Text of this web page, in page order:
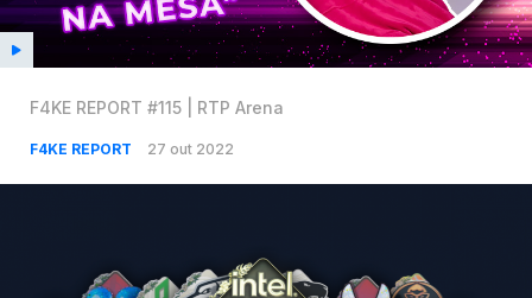
F4KE REPORT #115 | RTP Arena
F4KE REPORT 27 out 2022